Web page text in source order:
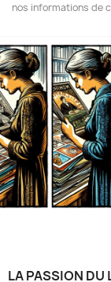
nos informations de
LA PASSION DU